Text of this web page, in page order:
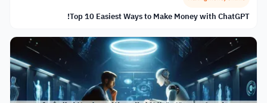
Top 10 Easiest Ways to Make Money with ChatGPT!